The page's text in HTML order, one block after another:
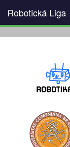
Robotická Liga